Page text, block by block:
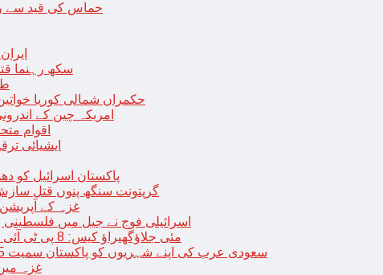
حماس کی قید سے
سکھ رہنما
حکمراں شمالی کوریا
امریکہ چین کے
اقوام
ایشیائی
پاکستان اسرائیل
گرپتونت سنگھ پنوں قتل سازش،
غزہ کے آپریشن
< > اسرائیلی فوج نے جیل میں
9 مئی جلاؤگھیراؤ کیس: 8 پی ٹی آئی رہنماؤں کے ناقابل ضمانت وارنٹ گرفتاری جاری
سعودی عرب کی اپنے شہریوں کو پاکستان سمیت 25 ممالک جانے سے اجتناب برتنے کی ہدایت
غزہ